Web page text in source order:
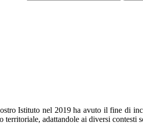
Istituto nel 2019 ha avuto il fine di
territoriale, adattandole ai diversi contesti